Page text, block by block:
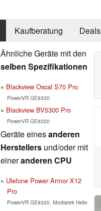
Kaufberatung Deals
Ähnliche Geräte mit den
selben Spezifikationen
Blackview Oscal S70 Pro
PowerVR GE8320
Blackview BV5300 Pro
PowerVR GE8320
Geräte einesanderen
Herstellers und/oder mit
eineranderen CPU
Ulefone Power Armor X12
Pro
PowerVR GE8320, Mediatek Helio